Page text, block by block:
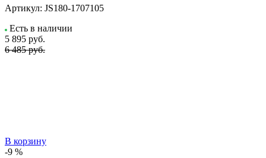
Артикул: JS180-1707105
Есть в наличии
5 895 руб.
6 485 руб.
В корзину
-9 %